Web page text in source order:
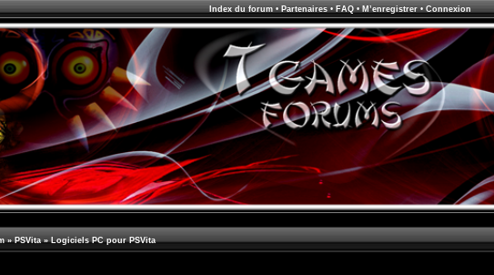
Index du forum• Partenaires• FAQ• M’enregistrer• Connexion
» PSVita » Logiciels PC pour PSVita